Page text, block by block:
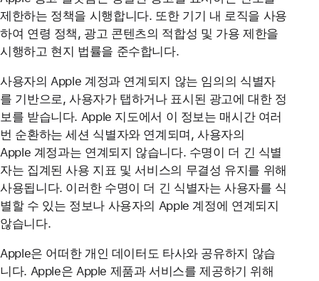
제한하는 정책을 시행합니다. 또한 기기 내 로직을 사용
하여 연령 정책, 광고 콘텐츠의 적합성 및 가용 제한을
시행하고 현지 법률을 준수합니다.
사용자의 Apple 계정과 연계되지 않는 임의의 식별자
를 기반으로, 사용자가 탭하거나 표시된 광고에 대한 정
보를 받습니다. Apple 지도에서 이 정보는 매시간 여러
번 순환하는 세션 식별자와 연계되며, 사용자의
Apple 계정과는 연계되지 않습니다. 수명이 더 긴 식별
자는 집계된 사용 지표 및 서비스의 무결성 유지를 위해
사용됩니다. 이러한 수명이 더 긴 식별자는 사용자를 식
별할 수 있는 정보나 사용자의 Apple 계정에 연계되지
않습니다.
Apple은 어떠한 개인 데이터도 타사와 공유하지 않습
니다. Apple은 Apple 제품과 서비스를 제공하기 위해